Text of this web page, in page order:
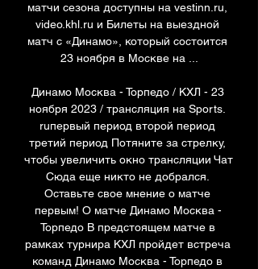
матчи сезона доступны на vestinn.ru,
video.khl.ru и Билеты на выездной
матч с «Динамо», который состоится
23 ноября в Москве на ...
Динамо Москва - Торпедо / КХЛ - 23
ноября 2023 / трансляция на Sports.
ruпервый период второй период
третий период Потяните за стрелку,
чтобы увеличить окно трансляции Чат
Сюда еще никто не добрался.
Оставьте свое мнение о матче
первым! О матче Динамо Москва -
Торпедо В предстоящем матче в
рамках турнира КХЛ пройдет встреча
команд Динамо Москва - Торпедо в